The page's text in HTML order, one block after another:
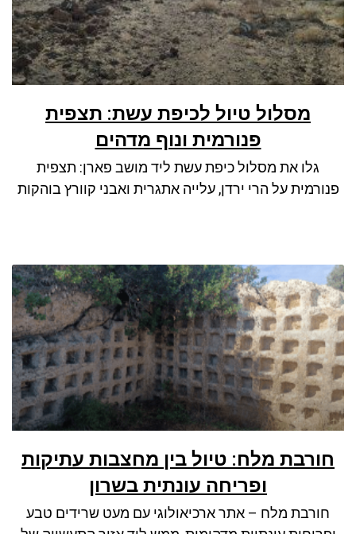
מסלול טיול לכיפת עשת: תצפית
פנורמית ונוף מדהים
גלו את מסלול כיפת עשת ליד מושב פארן: תצפית
פנורמית על הרי ירדן, עלייה אתגרית ואבני קוורץ בוהקות
חורבת מלח: טיול בין מחצבות עתיקות
ופריחה עונתית בשרון
חורבת מלח – אתר ארכיאולוגי עם מעט שרידים טבע